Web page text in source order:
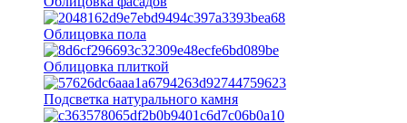
Облицовка пола
Облицовка плиткой
Подсветка натурального камня